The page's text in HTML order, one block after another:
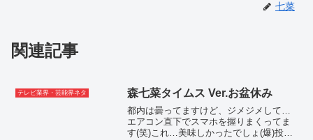
七菜
関連記事
テレビ業界・芸能界ネタ 森七菜タイムス Ver.お盆休み
都内は曇ってますけど、ジメジメして…
エアコン直下でスマホを握りまくってま
す(笑)これ…美味しかったでしょ(爆)投稿